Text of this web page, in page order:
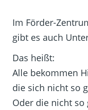
Im Förder-
gibt es auch
Das heißt:
Alle bekommen
die sich nicht so
Oder die nicht so